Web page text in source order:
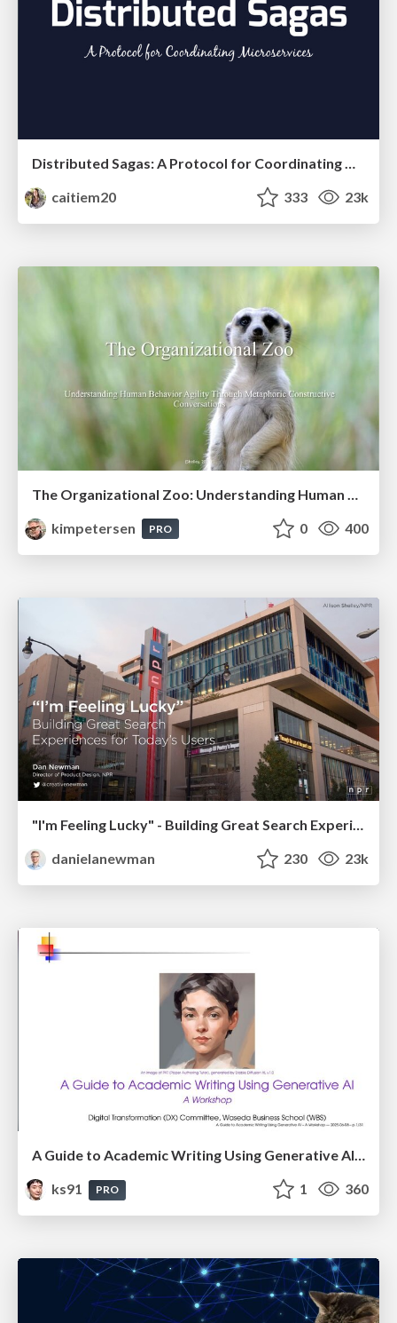
Distributed Sagas: A Protocol for Coordinating Microservices
caitiem20
333 23k
kimpetersen
PRO 0 400
"I'm Feeling Lucky" - Building Great Search Experiences for Today's Users (#IAC19)
danielanewman
230 23k
A Guide to Academic Writing Using Generative AI - A Workshop
ks91
PRO 1 360